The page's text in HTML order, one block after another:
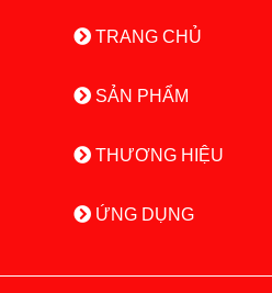
TRANG CHỦ
SẢN PHẨM
THƯƠNG HIỆU
ỨNG DỤNG